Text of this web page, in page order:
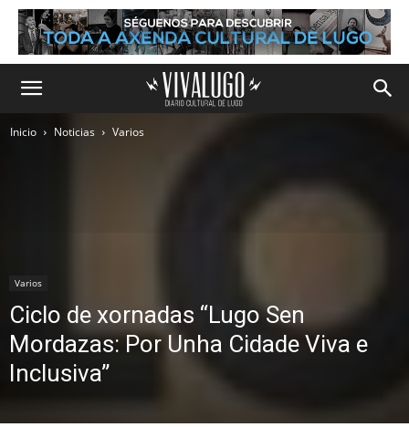
Inicio Noticias Varios
Varios
Ciclo de xornadas “Lugo Sen
Mordazas: Por Unha Cidade Viva e
Inclusiva”